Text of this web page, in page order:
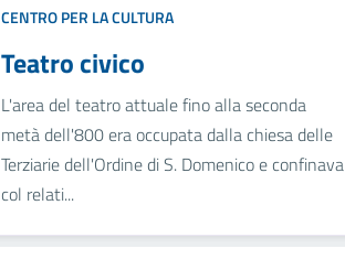
CENTRO PER LA CULTURA
Teatro civico
L'area del teatro attuale fino alla seconda
metà dell'800 era occupata dalla chiesa delle
Terziarie dell'Ordine di S. Domenico e confinava
col relati...